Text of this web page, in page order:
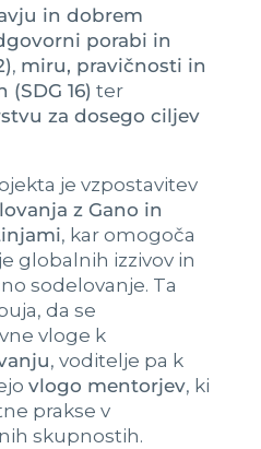
in dobrem
porabi in
, miru, pravičnosti in
16) ter
za dosego ciljev
je vzpostavitev
z Gano in
, kar omogoča
globalnih izzivov in
sodelovanje. Ta
da se
vloge k
, voditelje pa k
vlogo mentorjev, ki
prakse v
skupnostih.